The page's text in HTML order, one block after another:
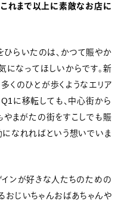
これまで以上に素敵なお店に
ひらいたのは、かつて賑やか
になってほしいからです。新
くのひとが歩くようなエリア
に移転しても、中心街から
やまがたの街をすこしでも賑
なれればという想いでいま
インが好きな人たちのための
おじいちゃんおばあちゃんや